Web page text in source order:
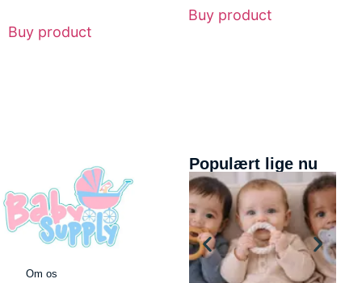
Buy product
Buy product
Om os
Populært lige nu